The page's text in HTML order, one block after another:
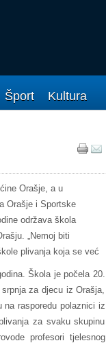
Šport Kultura
Orašje, a u
Orašje i Sportske
održava škola
„Nemoj biti
plivanja koja se već
Škola je počela 20.
za djecu iz Orašja,
rasporedu polaznici iz
za svaku skupinu
profesori tjelesnog